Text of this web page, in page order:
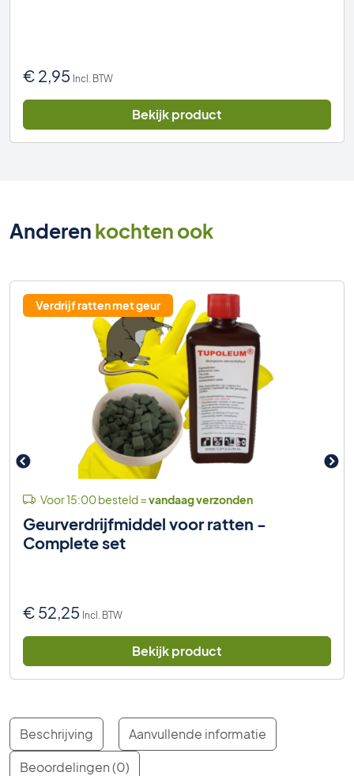
€ 2,95 Incl. BTW
Bekijk product
Anderenkochten ook
Verdrijf ratten met geur
Voor 15:00 besteld =vandaag verzonden
Geurverdrijfmiddel voor ratten -
Complete set
€ 52,25 Incl. BTW
Bekijk product
Beschrijving
Aanvullende informatie
Beoordelingen (0)